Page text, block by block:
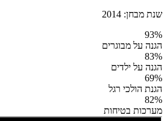
שנת מבחן: 2014
93%
הגנה על מבוגרים
83%
הגנה על ילדים
69%
הגנת הולכי רגל
82%
מערכות בטיחות